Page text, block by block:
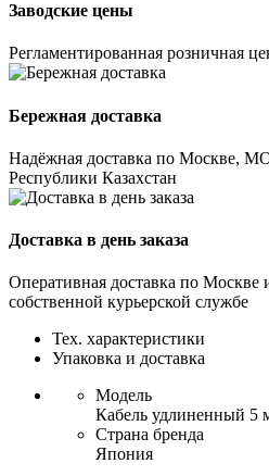
Заводские цены
Регламентированная розничная
Бережная доставка
Надёжная доставка по Москве,
Республики Казахстан
Доставка в день заказа
Оперативная доставка по Москве
собственной курьерской службе
Тех. характеристики
Упаковка и доставка
Модель
Кабель удлиненный 5
Страна бренда
Япония